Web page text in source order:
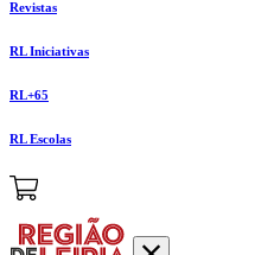
Revistas
RL Iniciativas
RL+65
RL Escolas